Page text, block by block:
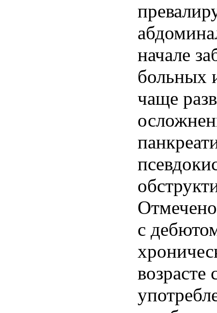
начале
больных
чаще
с
возрасте